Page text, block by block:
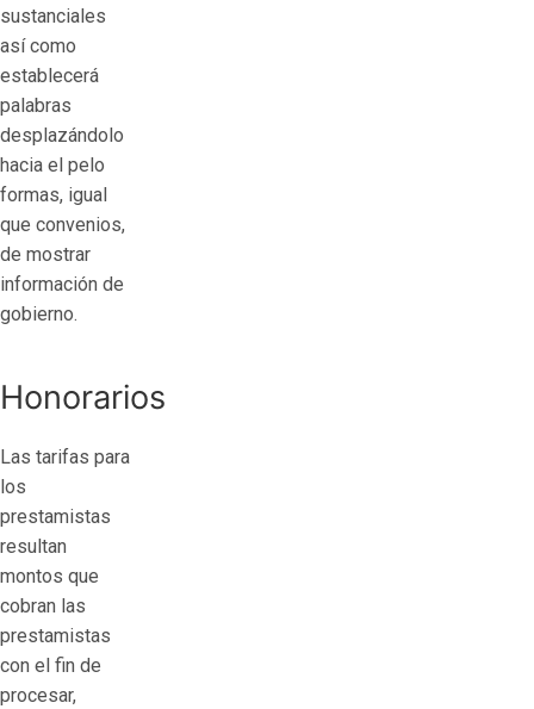
sustanciales
así­ como
establecerá
palabras
desplazándolo
hacia el pelo
formas, igual
que convenios,
de mostrar
información de
gobierno.
Honorarios
Las tarifas para
los
prestamistas
resultan
montos que
cobran las
prestamistas
con el fin de
procesar,